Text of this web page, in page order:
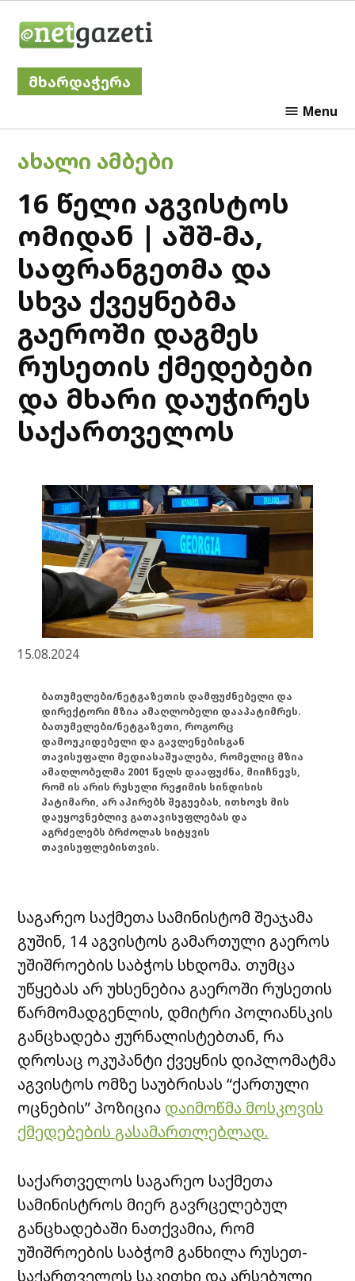
მხარდაჭერა
Menu
POSTED
ᲐᲮᲐᲚᲘ ᲐᲛᲑᲔᲑᲘ
16 წელი აგვისტოს
ომიდან | აშშ-მა,
საფრანგეთმა და
სხვა ქვეყნებმა
გაეროში დაგმეს
რუსეთის ქმედებები
და მხარი დაუჭირეს
საქართველოს
15.08.2024
ბათუმელები/ნეტგაზეთის დამფუძნებელი და
დირექტორი მზია ამაღლობელი დააპატიმრეს.
ბათუმელები/ნეტგაზეთი, როგორც
დამოუკიდებელი და გავლენებისგან
თავისუფალი მედიასაშუალება, რომელიც მზია
ამაღლობელმა 2001 წელს დააფუძნა, მიიჩნევს,
რომ ის არის რუსული რეჟიმის სინდისის
პატიმარი, არ აპირებს შეგუებას, ითხოვს მის
დაუყოვნებლივ გათავისუფლებას და
აგრძელებს ბრძოლას სიტყვის
თავისუფლებისთვის.
საგარეო საქმეთა სამინისტომ შეაჯამა
გუშინ, 14 აგვისტოს გამართული გაეროს
უშიშროების საბჭოს სხდომა. თუმცა
უწყებას არ უხსენებია გაეროში რუსეთის
წარმომადგენლის, დმიტრი პოლიანსკის
განცხადება ჟურნალისტებთან, რა
დროსაც ოკუპანტი ქვეყნის დიპლომატმა
აგვისტოს ომზე საუბრისას “ქართული
ოცნების” პოზიცია დაიმოწმა მოსკოვის
ქმედებების გასამართლებლად.
საქართველოს საგარეო საქმეთა
სამინისტროს მიერ გავრცელებულ
განცხადებაში ნათქვამია, რომ
უშიშროების საბჭომ განხილა რუსეთ-
საქართველოს საკითხი და არსებული